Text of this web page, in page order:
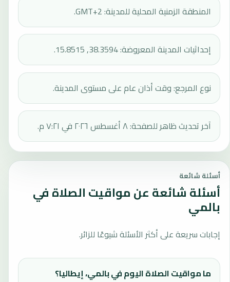
المنطقة الزمنية المحلية للمدينة: GMT+2.
إحداثيات المدينة المعروضة: 38.3594, 15.8515.
نوع المرجع: وقت أذان عام على مستوى المدينة.
آخر تحديث ظاهر للصفحة: ٨ أغسطس ٢٠٢٦ في ٧:٢١ م.
أسئلة شائعة
أسئلة شائعة عن مواقيت الصلاة في
بالمي
إجابات سريعة على أكثر الأسئلة شيوعًا للزائر.
ما مواقيت الصلاة اليوم في بالمي، إيطاليا؟